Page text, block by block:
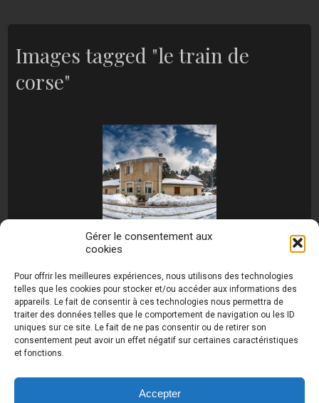
Gérer le consentement aux
cookies
Pour offrir les meilleures expériences, nous utilisons des technologies
telles que les cookies pour stocker et/ou accéder aux informations des
appareils. Le fait de consentir à ces technologies nous permettra de
traiter des données telles que le comportement de navigation ou les ID
uniques sur ce site. Le fait de ne pas consentir ou de retirer son
consentement peut avoir un effet négatif sur certaines caractéristiques
et fonctions.
Accepter
Images tagged "le train de
corse"
raynaud.com ©
Toutes les photos de ce site sont